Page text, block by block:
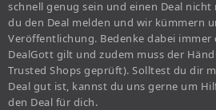
schnell genug sein und einen Deal
du den Deal melden und wir kümmern
Veröffentlichung. Bedenke dabei immer
DealGott gilt und zudem muss der
Trusted Shops geprüft). Solltest du dir
Deal gut ist, kannst du uns gerne um
den Deal für dich.